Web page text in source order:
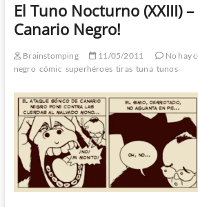
El Tuno Nocturno (XXIII) –
Canario Negro!
Brainstomping 11/05/2011 No hay
negro cómic superhéroes tiras tuna tunos